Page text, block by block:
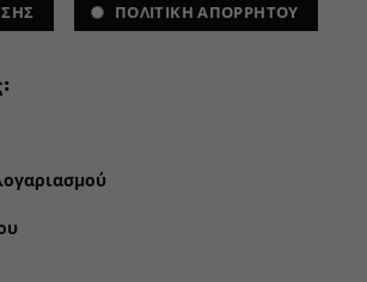
ΠΟΛΙΤΙΚΗ ΑΠΟΡΡΗΤΟΥ